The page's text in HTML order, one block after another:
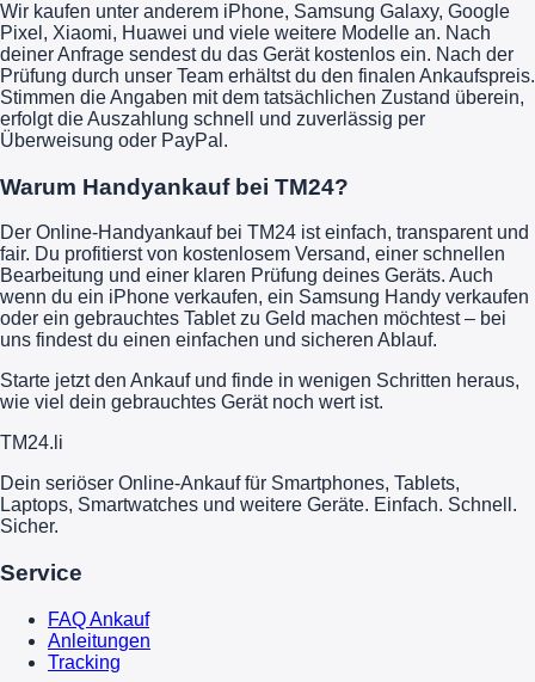
Wir kaufen unter anderem iPhone, Samsung Galaxy, Google
Pixel, Xiaomi, Huawei und viele weitere Modelle an. Nach
deiner Anfrage sendest du das Gerät kostenlos ein. Nach der
Prüfung durch unser Team erhältst du den finalen Ankaufspreis.
Stimmen die Angaben mit dem tatsächlichen Zustand überein,
erfolgt die Auszahlung schnell und zuverlässig per
Überweisung oder PayPal.
Warum Handyankauf bei TM24?
Der Online-Handyankauf bei TM24 ist einfach, transparent und
fair. Du profitierst von kostenlosem Versand, einer schnellen
Bearbeitung und einer klaren Prüfung deines Geräts. Auch
wenn du ein iPhone verkaufen, ein Samsung Handy verkaufen
oder ein gebrauchtes Tablet zu Geld machen möchtest – bei
uns findest du einen einfachen und sicheren Ablauf.
Starte jetzt den Ankauf und finde in wenigen Schritten heraus,
wie viel dein gebrauchtes Gerät noch wert ist.
TM24.li
Dein seriöser Online-Ankauf für Smartphones, Tablets,
Laptops, Smartwatches und weitere Geräte. Einfach. Schnell.
Sicher.
Service
FAQ Ankauf
Anleitungen
Tracking